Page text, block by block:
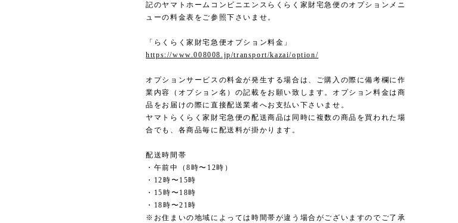
記のヤマトホームコンビニエンスらくらく家財宅急便のオプションメニ
ューの料金表をご参照下さいませ。
「らくらく家財宅急便オプション料金」
https://www.008008.jp/transport/kazai/option/
オプションサービスの料金が発生する場合は、ご購入の際に備考欄に作
業内容（オプション名）の記載をお願い致します。オプション料金は商
品をお届けの際に直接配送業者へお支払い下さいませ。
ヤマトらくらく家財宅急便の配送商品は同時に複数の商品を買われた場
合でも、各商品毎に配送料が掛かります。
配送時間帯
・午前中（8時〜12時）
・12時〜15時
・15時〜18時
・18時〜21時
※お住まいの地域によっては時間帯が違う場合がございますのでご了承